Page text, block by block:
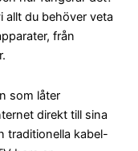
allt du behöver veta
från
som låter
direkt till sina
traditionella kabel-